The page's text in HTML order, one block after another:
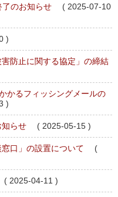
のお知らせ
( 2025-07-10
)
防止に関する協定」の締結
かるフィッシングメールの
)
らせ ( 2025-05-15 )
口」の設置について
(
( 2025-04-11 )